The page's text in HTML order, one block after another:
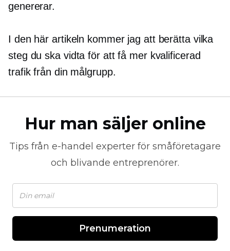
genererar.
I den här artikeln kommer jag att berätta vilka
steg du ska vidta för att få mer kvalificerad
trafik från din målgrupp.
Hur man säljer online
Tips från e-handel experter för småföretagare
och blivande entreprenörer.
Prenumeration